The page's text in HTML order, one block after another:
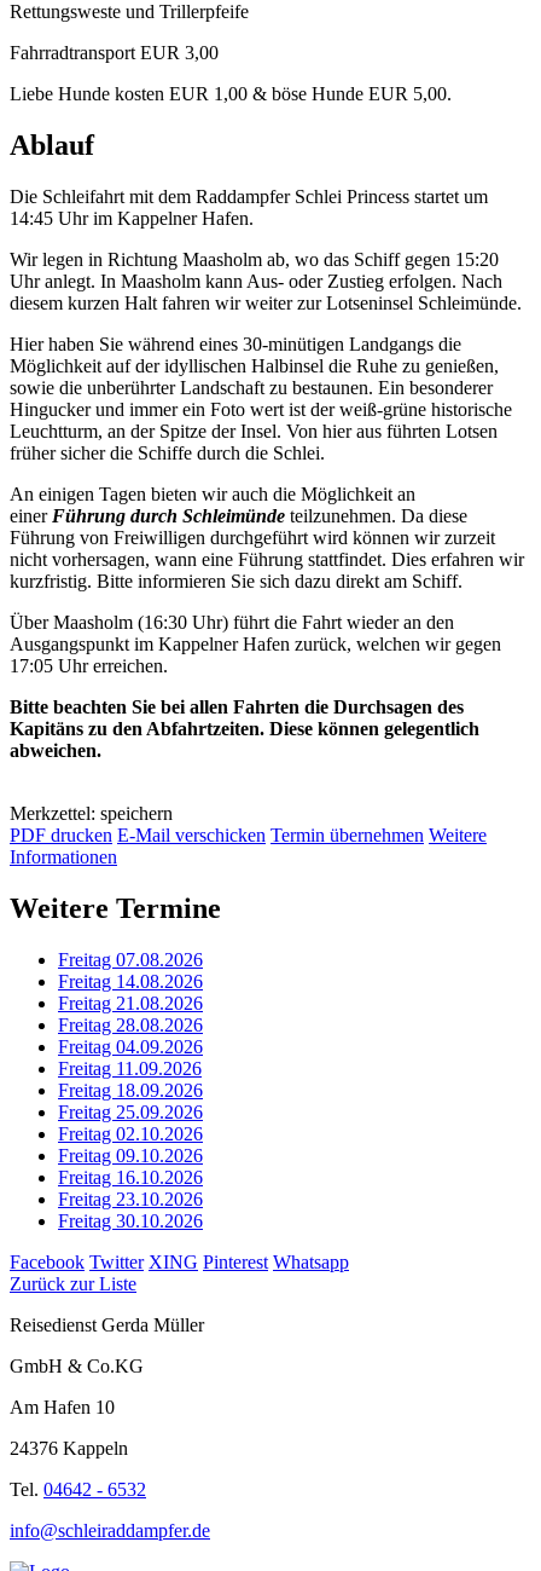
Rettungsweste und Trillerpfeife
Fahrradtransport EUR 3,00
Liebe Hunde kosten EUR 1,00 & böse Hunde EUR 5,00.
Ablauf
Die Schleifahrt mit dem Raddampfer Schlei Princess startet um
14:45 Uhr im Kappelner Hafen.
Wir legen in Richtung Maasholm ab, wo das Schiff gegen 15:20
Uhr anlegt. In Maasholm kann Aus- oder Zustieg erfolgen. Nach
diesem kurzen Halt fahren wir weiter zur Lotseninsel Schleimünde.
Hier haben Sie während eines 30-minütigen Landgangs die
Möglichkeit auf der idyllischen Halbinsel die Ruhe zu genießen,
sowie die unberührter Landschaft zu bestaunen. Ein besonderer
Hingucker und immer ein Foto wert ist der weiß-grüne historische
Leuchtturm, an der Spitze der Insel. Von hier aus führten Lotsen
früher sicher die Schiffe durch die Schlei.
An einigen Tagen bieten wir auch die Möglichkeit an
einer Führung durch Schleimünde teilzunehmen. Da diese
Führung von Freiwilligen durchgeführt wird können wir zurzeit
nicht vorhersagen, wann eine Führung stattfindet. Dies erfahren wir
kurzfristig. Bitte informieren Sie sich dazu direkt am Schiff.
Über Maasholm (16:30 Uhr) führt die Fahrt wieder an den
Ausgangspunkt im Kappelner Hafen zurück, welchen wir gegen
17:05 Uhr erreichen.
Bitte beachten Sie bei allen Fahrten die Durchsagen des
Kapitäns zu den Abfahrtzeiten. Diese können gelegentlich
abweichen.
Merkzettel: speichern
PDF drucken E-Mail verschicken Termin übernehmen Weitere
Informationen
Weitere Termine
Freitag 07.08.2026
Freitag 14.08.2026
Freitag 21.08.2026
Freitag 28.08.2026
Freitag 04.09.2026
Freitag 11.09.2026
Freitag 18.09.2026
Freitag 25.09.2026
Freitag 02.10.2026
Freitag 09.10.2026
Freitag 16.10.2026
Freitag 23.10.2026
Freitag 30.10.2026
Facebook Twitter XING Pinterest Whatsapp
Zurück zur Liste
Reisedienst Gerda Müller
GmbH & Co.KG
Am Hafen 10
24376 Kappeln
Tel. 04642 - 6532
info@schleiraddampfer.de